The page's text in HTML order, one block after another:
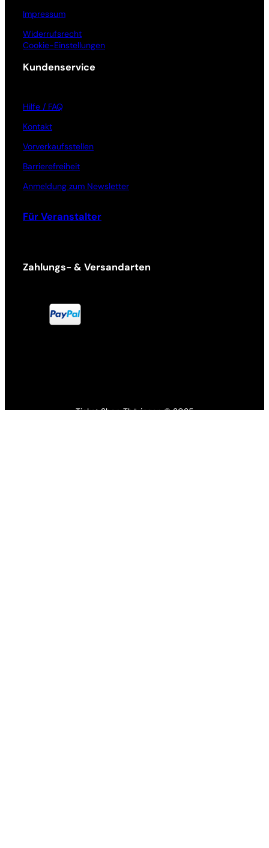
Impressum
Widerrufsrecht
Cookie-Einstellungen
Kundenservice
Hilfe / FAQ
Kontakt
Vorverkaufsstellen
Barrierefreiheit
Anmeldung zum Newsletter
Für Veranstalter
Zahlungs- & Versandarten
Ticket Shop Thüringen © 2025